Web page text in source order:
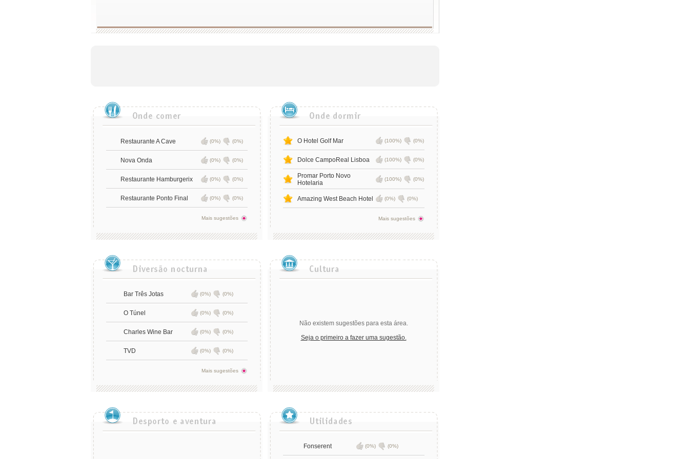
Restaurante A Cave (0%) (0%)
Nova Onda (0%) (0%)
Restaurante Hamburgerix (0%) (0%)
Restaurante Ponto Final (0%) (0%)
Mais sugestões
O Hotel Golf Mar (100%) (0%)
Dolce CampoReal Lisboa (100%) (0%)
Promar Porto Novo
Hotelaria
(100%) (0%)
Amazing West Beach Hotel (0%) (0%)
Mais sugestões
Bar Três Jotas (0%) (0%)
O Túnel (0%) (0%)
Charles Wine Bar (0%) (0%)
TVD (0%) (0%)
Mais sugestões
Não existem sugestões para esta área.
Seja o primeiro a fazer uma sugestão.
Fonserent (0%) (0%)